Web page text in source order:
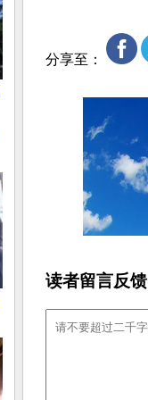
分享至：
读者留言反